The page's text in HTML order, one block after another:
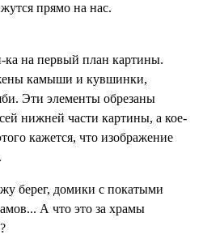
прямо на нас.
на первый план картины.
камыши и кувшинки,
Эти элементы обрезаны
нижней части картины, а кое-
кажется, что изображение
берег, домики с покатыми
А что это за храмы